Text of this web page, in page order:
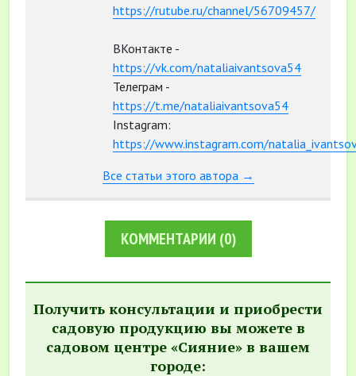
https://rutube.ru/channel/56709457/
ВКонтакте -
https://vk.com/nataliaivantsova54
Телеграм -
https://t.me/nataliaivantsova54
Instagram:
https://www.instagram.com/
Все статьи этого автора →
КОММЕНТАРИИ (0)
Получить консультации и приобрести
садовую продукцию вы можете в
садовом центре «Сияние» в вашем
городе: